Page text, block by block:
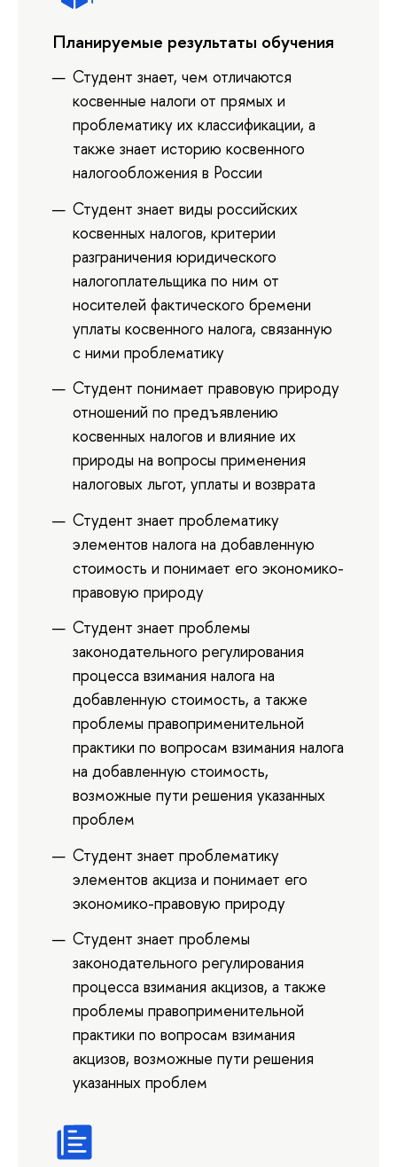
Планируемые результаты обучения
Студент знает, чем отличаются
косвенные налоги от прямых и
проблематику их классификации, а
также знает историю косвенного
налогообложения в России
Студент знает виды российских
косвенных налогов, критерии
разграничения юридического
налогоплательщика по ним от
носителей фактического бремени
уплаты косвенного налога, связанную
с ними проблематику
Студент понимает правовую природу
отношений по предъявлению
косвенных налогов и влияние их
природы на вопросы применения
налоговых льгот, уплаты и возврата
Студент знает проблематику
элементов налога на добавленную
стоимость и понимает его экономико-
правовую природу
Студент знает проблемы
законодательного регулирования
процесса взимания налога на
добавленную стоимость, а также
проблемы правоприменительной
практики по вопросам взимания налога
на добавленную стоимость,
возможные пути решения указанных
проблем
Студент знает проблематику
элементов акциза и понимает его
экономико-правовую природу
Студент знает проблемы
законодательного регулирования
процесса взимания акцизов, а также
проблемы правоприменительной
практики по вопросам взимания
акцизов, возможные пути решения
указанных проблем